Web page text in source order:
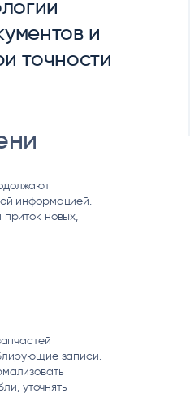
Polymatica
ИНСТРУМЕНТЫ АНАЛИТИКИ
и
точности
информацией.
новых,
записи.
уточнять